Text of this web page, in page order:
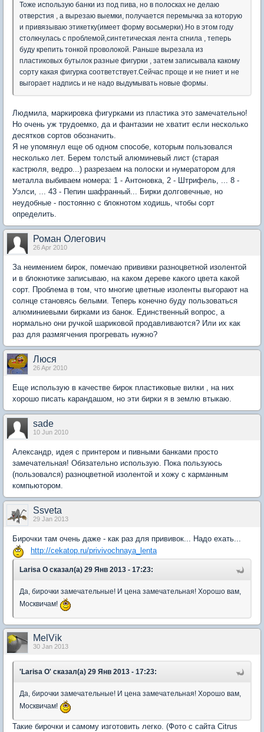
Тоже использую банки из под пива, но в полосках не делаю
отверстия , а вырезаю выемки, получается перемычка за которую
и привязываю этикетку(имеет форму восьмерки).Но в этом году
столкнулась с проблемой,синтетическая лента сгнила , теперь
буду крепить тонкой проволокой. Раньше вырезала из
пластиковых бутылок разные фигурки , затем записывала какому
сорту какая фигурка соответствует.Сейчас проще и не гниет и не
выгорает надпись и не надо выдумывать новые формы.
Людмила, маркировка фигурками из пластика это замечательно!
Но очень уж трудоемко, да и фантазии не хватит если несколько
десятков сортов обозначить.
Я не упомянул еще об одном способе, которым пользовался
несколько лет. Берем толстый алюминевый лист (старая
кастрюля, ведро...) разрезаем на полоски и нумератором для
металла выбиваем номера: 1 - Антоновка, 2 - Штрифель, ... 8 -
Уэлси, ... 43 - Пепин шафранный... Бирки долговечные, но
неудобные - постоянно с блокнотом ходишь, чтобы сорт
определить.
Роман Олегович
26 Apr 2010
За неимением бирок, помечаю прививки разноцветной изолентой
и в блокнотике записываю, на каком дереве какого цвета какой
сорт. Проблема в том, что многие цветные изоленты выгорают на
солнце становясь белыми. Теперь конечно буду пользоваться
алюминиевыми бирками из банок. Единственный вопрос, а
нормально они ручкой шариковой продавливаются? Или их как
раз для размягчения прогревать нужно?
Люся
26 Apr 2010
Еще использую в качестве бирок пластиковые вилки , на них
хорошо писать карандашом, но эти бирки я в землю втыкаю.
sade
10 Jun 2010
Александр, идея с принтером и пивными банками просто
замечательная! Обязательно использую. Пока пользуюсь
(пользовался) разноцветной изолентой и хожу с карманным
компьютором.
Ssveta
29 Jan 2013
Бирочки там очень даже - как раз для прививок... Надо ехать...
http://cekatop.ru/privivochnaya_lenta
Larisa O сказал(а) 29 Янв 2013 - 17:23:
Да, бирочки замечательные! И цена замечательная! Хорошо вам,
Москвичам!
MelVik
30 Jan 2013
'Larisa O' сказал(а) 29 Янв 2013 - 17:23:
Да, бирочки замечательные! И цена замечательная! Хорошо вам,
Москвичам!
Такие бирочки и самому изготовить легко. (Фото с сайта Citrus